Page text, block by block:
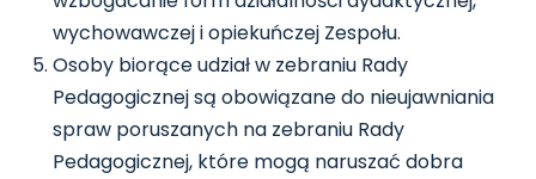
wychowawczej i opiekuńczej Zespołu.
Osoby biorące udział w zebraniu Rady
Pedagogicznej są obowiązane do nieujawniania
spraw poruszanych na zebraniu Rady
Pedagogicznej, które mogą naruszać dobra